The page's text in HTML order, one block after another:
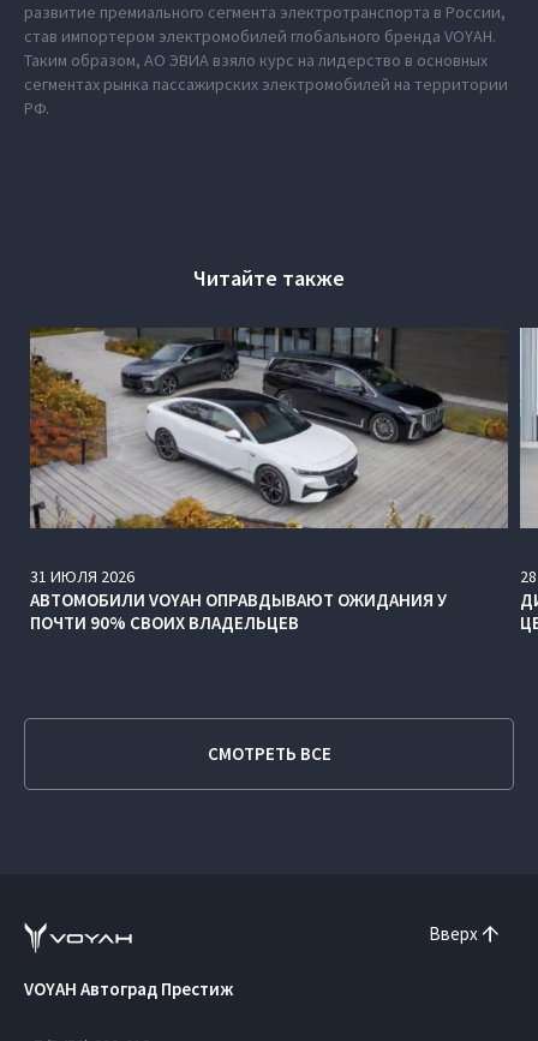
развитие премиального сегмента электротранспорта в России,
став импортером электромобилей глобального бренда VOYAH.
Таким образом, АО ЭВИА взяло курс на лидерство в основных
сегментах рынка пассажирских электромобилей на территории
РФ.
Читайте также
31 ИЮЛЯ 2026
АВТОМОБИЛИ VOYAH ОПРАВДЫВАЮТ ОЖИДАНИЯ У
ПОЧТИ 90% СВОИХ ВЛАДЕЛЬЦЕВ
28
СМОТРЕТЬ ВСЕ
Вверх
VOYAH Автоград Престиж